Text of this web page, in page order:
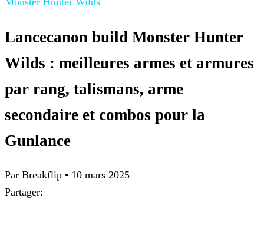
Lancecanon build Monster Hunter
Wilds : meilleures armes et armures
par rang, talismans, arme
secondaire et combos pour la
Gunlance
Par Breakflip • 10 mars 2025
Partager: